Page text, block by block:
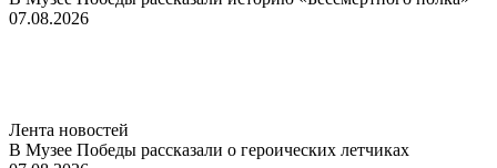
07.08.2026
Лента новостей
В Музее Победы рассказали о героических летчиках